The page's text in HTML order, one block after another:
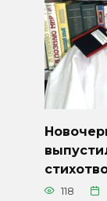
118